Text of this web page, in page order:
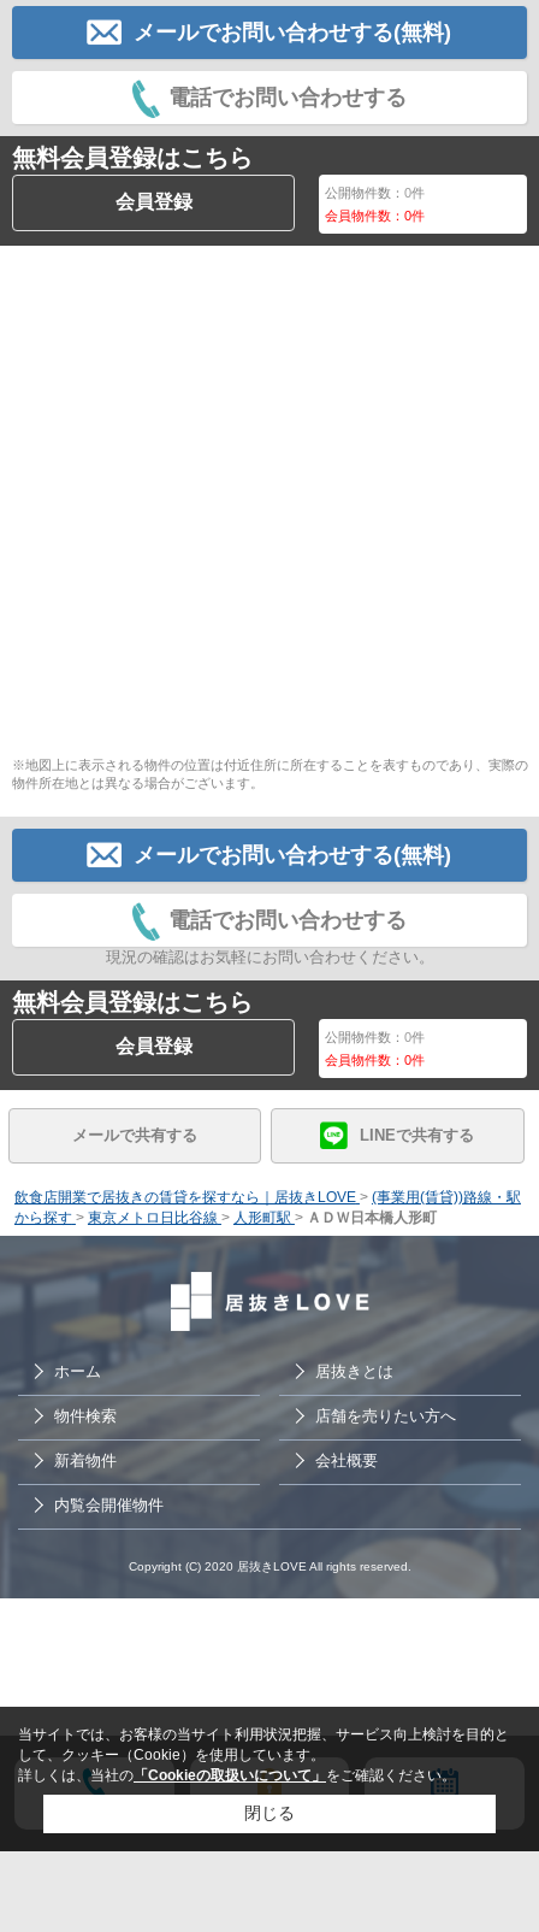
メールでお問い合わせする(無料)
電話でお問い合わせする
無料会員登録はこちら
会員登録 公開物件数：0件
会員物件数：0件
※地図上に表示される物件の位置は付近住所に所在することを表すものであり、実際の
物件所在地とは異なる場合がございます。
メールでお問い合わせする(無料)
電話でお問い合わせする
現況の確認はお気軽にお問い合わせください。
無料会員登録はこちら
会員登録 公開物件数：0件
会員物件数：0件
メールで共有する LINEで共有する
飲食店開業で居抜きの賃貸を探すなら｜居抜きLOVE > (事業用(賃貸))路線・駅
から探す > 東京メトロ日比谷線 > 人形町駅 > ＡＤＷ日本橋人形町
ホーム 居抜きとは
物件検索 店舗を売りたい方へ
新着物件 会社概要
内覧会開催物件
会員登録
Copyright (C) 2020 居抜きLOVE All rights reserved.
当サイトでは、お客様の当サイト利用状況把握、サービス向上検討を目的と
して、クッキー（Cookie）を使用しています。
詳しくは、当社の 「Cookieの取扱いについて」 をご確認ください。
閉じる